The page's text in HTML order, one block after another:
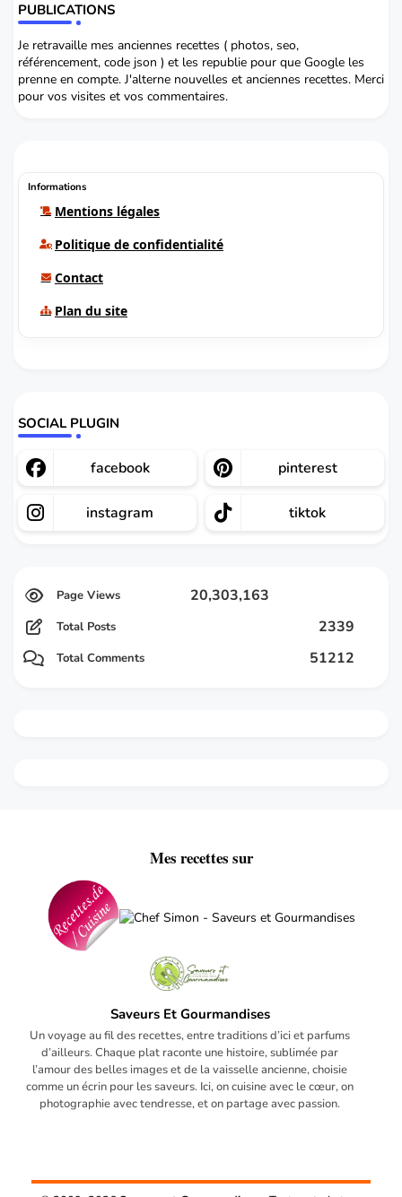
PUBLICATIONS
Je retravaille mes anciennes recettes ( photos, seo,
référencement, code json ) et les republie pour que Google les
prenne en compte. J'alterne nouvelles et anciennes recettes. Merci
pour vos visites et vos commentaires.
Informations
Mentions légales
Politique de confidentialité
Contact
Plan du site
SOCIAL PLUGIN
facebook pinterest
instagram tiktok
20,303,163
Total Posts 2339
Total Comments 51212
Mes recettes sur
Saveurs Et Gourmandises
Un voyage au fil des recettes, entre traditions d’ici et parfums
d’ailleurs. Chaque plat raconte une histoire, sublimée par
l’amour des belles images et de la vaisselle ancienne, choisie
comme un écrin pour les saveurs. Ici, on cuisine avec le cœur, on
photographie avec tendresse, et on partage avec passion.